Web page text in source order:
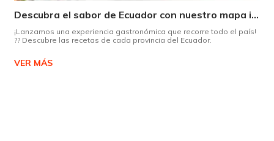
Descubra el sabor de Ecuador con nuestro mapa interactivo de recetas
¡Lanzamos una experiencia gastronómica que recorre todo el país!
?? Descubre las recetas de cada provincia del Ecuador.
VER MÁS